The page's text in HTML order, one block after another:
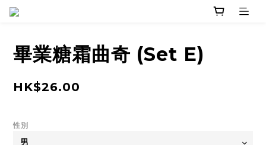
畢業糖霜曲奇 (Set E)
HK$26.00
性別